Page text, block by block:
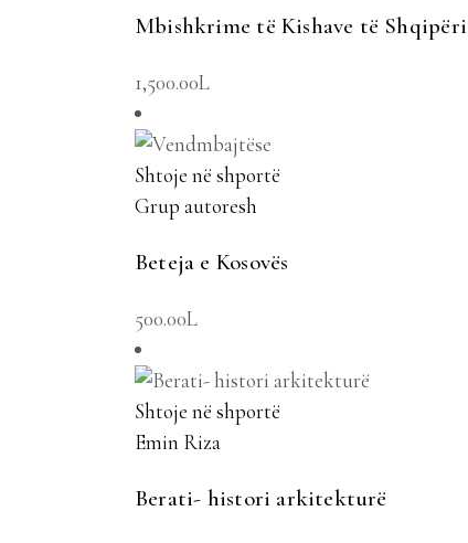
Mbishkrime të Kishave të
1,500.00L
Shtoje në shportë
Grup autoresh
Beteja e Kosovës
500.00L
Shtoje në shportë
Emin Riza
Berati- histori arkitekturë